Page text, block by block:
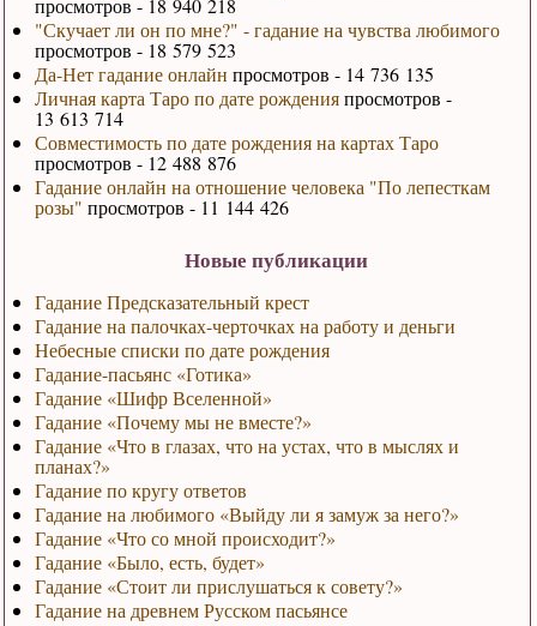
"Скучает ли он по мне?" - гадание на чувства любимого
просмотров - 18 579 523
Да-Нет гадание онлайн просмотров - 14 736 135
Личная карта Таро по дате рожденияпросмотров -
13 613 714
Совместимость по дате рождения на картах Таро
просмотров - 12 488 876
Гадание онлайн на отношение человека "По лепесткам
розы" просмотров - 11 144 426
Новые публикации
Гадание Предсказательный крест
Гадание на палочках-черточках на работу и деньги
Небесные списки по дате рождения
Гадание-пасьянс «Готика»
Гадание «Шифр Вселенной»
Гадание «Почему мы не вместе?»
Гадание «Что в глазах, что на устах, что в мыслях и
планах?»
Гадание по кругу ответов
Гадание на любимого «Выйду ли я замуж за него?»
Гадание «Что со мной происходит?»
Гадание «Было, есть, будет»
Гадание «Стоит ли прислушаться к совету?»
Гадание на древнем Русском пасьянсе